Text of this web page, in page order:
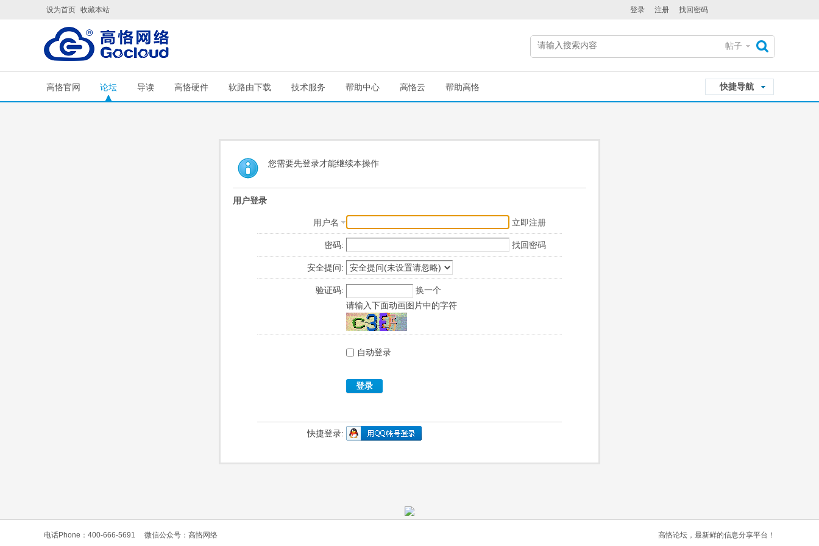
设为首页 收藏本站 登录 注册 找回密码
帖子
快捷导航
高恪官网 论坛 导读 高恪硬件 软路由下载 技术服务 帮助中心 高恪云 帮助高恪
您需要先登录才能继续本操作
用户登录
用户名 立即注册
密码: 找回密码
安全提问:
验证码:
换一个
请输入下面动画图片中的字符
自动登录
登录
快捷登录:
电话Phone：400-666-5691 微信公众号：高恪网络 高恪论坛，最新鲜的信息分享平台！